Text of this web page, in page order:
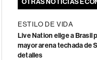
ESTILO DE VIDA
Live Nation elige a Brasil
mayor arena techada de
detalles